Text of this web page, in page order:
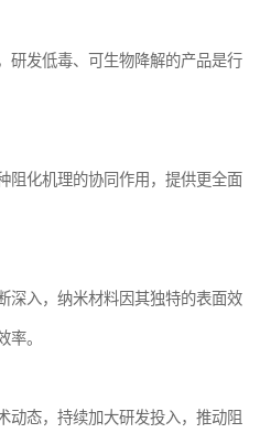
研发低毒、可生物降解的产品是行
阻化机理的协同作用，提供更全面
深入，纳米材料因其独特的表面效
率。
动态，持续加大研发投入，推动阻